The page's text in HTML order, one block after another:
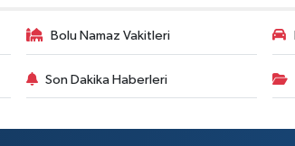
Bolu Namaz Vakitleri
Son Dakika Haberleri